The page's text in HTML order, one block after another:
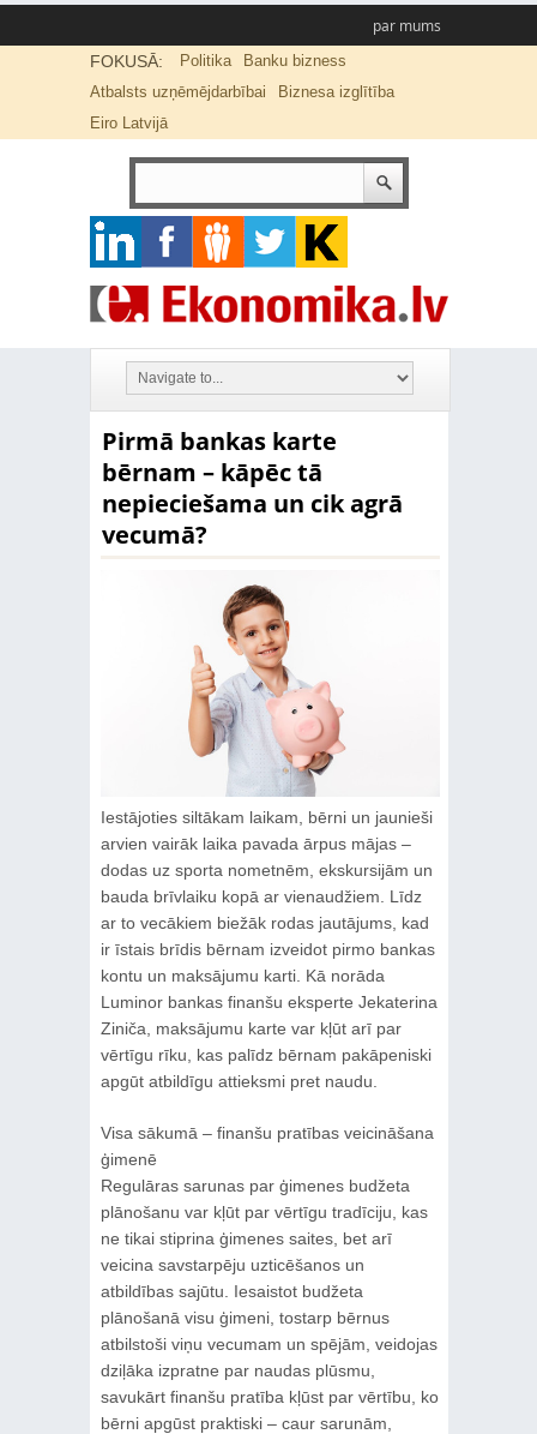
par mums
FOKUSĀ: Politika
Banku bizness
Atbalsts uzņēmējdarbībai
Biznesa izglītība
Eiro Latvijā
Pirmā bankas karte
bērnam – kāpēc tā
nepieciešama un cik agrā
vecumā?
Iestājoties siltākam laikam, bērni un jaunieši
arvien vairāk laika pavada ārpus mājas –
dodas uz sporta nometnēm, ekskursijām un
bauda brīvlaiku kopā ar vienaudžiem. Līdz
ar to vecākiem biežāk rodas jautājums, kad
ir īstais brīdis bērnam izveidot pirmo bankas
kontu un maksājumu karti. Kā norāda
Luminor bankas finanšu eksperte Jekaterina
Ziniča, maksājumu karte var kļūt arī par
vērtīgu rīku, kas palīdz bērnam pakāpeniski
apgūt atbildīgu attieksmi pret naudu.
Visa sākumā – finanšu pratības veicināšana
ģimenē
Regulāras sarunas par ģimenes budžeta
plānošanu var kļūt par vērtīgu tradīciju, kas
ne tikai stiprina ģimenes saites, bet arī
veicina savstarpēju uzticēšanos un
atbildības sajūtu. Iesaistot budžeta
plānošanā visu ģimeni, tostarp bērnus
atbilstoši viņu vecumam un spējām, veidojas
dziļāka izpratne par naudas plūsmu,
savukārt finanšu pratība kļūst par vērtību, ko
bērni apgūst praktiski – caur sarunām,